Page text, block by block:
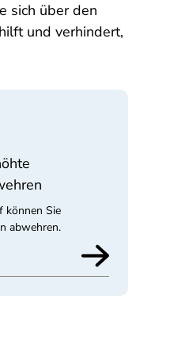
sich über den
und verhindert,
können Sie
abwehren.